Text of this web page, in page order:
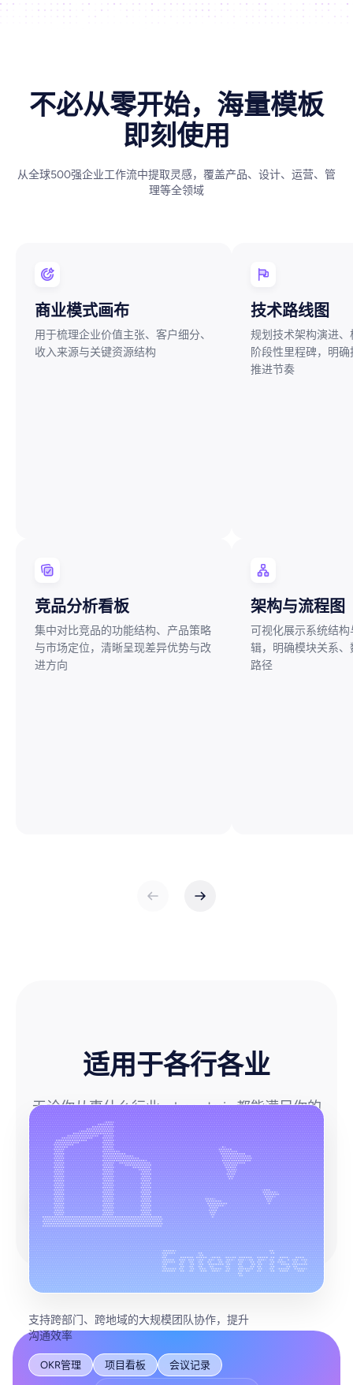
不必从零开始，海量模板
即刻使用
从全球500强企业工作流中提取灵感，覆盖产品、设计、运营、管
理等全领域
商业模式画布
用于梳理企业价值主张、客户细分、
收入来源与关键资源结构
竞品分析看板
集中对比竞品的功能结构、产品策略
与市场定位，清晰呈现差异优势与改
进方向
技术路线图
规划技术架构演进
阶段性里程碑，明
推进节奏
架构与流程图
可视化展示系统结
辑，明确模块关系
路径
适用于各行各业
无论你从事什么行业，boardmix 都能满足你的
协作需求
企业团队协作 教育培训 游戏设计
支持跨部门、跨地域的大规模团队协作，提升
沟通效率
OKR管理 项目看板 会议记录
架构设计 技术评审 文档协作
商业画布 MVP规划 融资路演
风控分析 投资决策 客户画像
选品分析 营销策划 数据看板
灵感收集 设计评审 版本管理
病例分析 流程优化 远程会诊
流程优化 架构设计 报告制作
故事板 关卡设计 角色设定
课件制作 互动教学 作业批改